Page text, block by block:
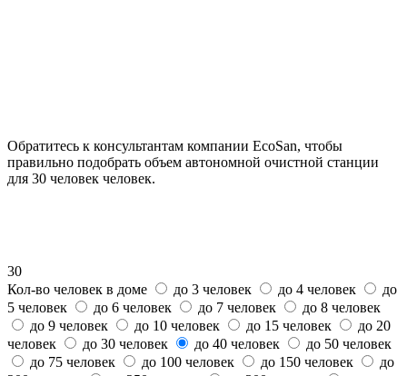
Обратитесь к консультантам компании EcoSan, чтобы
правильно подобрать объем автономной очистной станции
для 30 человек человек.
30
Кол-во человек в доме
до 3 человек до 4 человек
до
5 человек
до 6 человек до 7 человек
до 8 человек
до 9 человек
до 10 человек до 15 человек
до 20
человек
до 30 человек до 40 человек
до 50 человек
до 75 человек
до 100 человек до 150 человек
до